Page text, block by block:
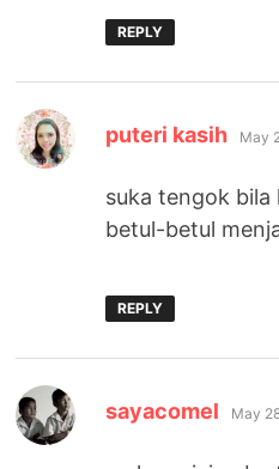
REPLY
puteri kasih May
suka tengok bila
betul-betul
REPLY
sayacomel says:
May